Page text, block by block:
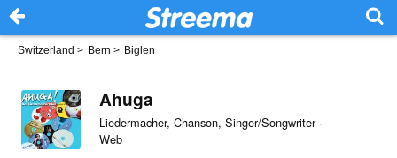
Switzerland > Bern > Biglen
Ahuga
Liedermacher, Chanson, Singer/Songwriter ·
Web